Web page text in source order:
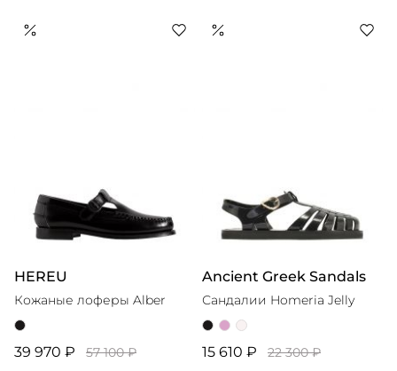
HEREU
Кожаные лоферы Alber
39 970 ₽ 57 100 ₽
Ancient Greek Sandals
Сандалии Homeria Jelly
15 610 ₽ 22 300 ₽